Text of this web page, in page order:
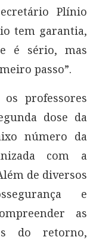
Plínio
tem garantia,
é sério, mas
passo”.
professores
dose da
número da
com a
de diversos
e
as
do retorno,